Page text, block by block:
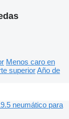
Menos caro en
superiorAño de